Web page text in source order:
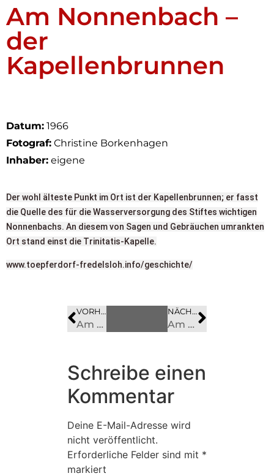
Am Nonnenbach –
der
Kapellenbrunnen
Datum: 1966
Fotograf: Christine Borkenhagen
Inhaber: eigene
Der wohl älteste Punkt im Ort ist der Kapellenbrunnen; er fasst
die Quelle des für die Wasserversorgung des Stiftes wichtigen
Nonnenbachs. An diesem von Sagen und Gebräuchen umrankten
Ort stand einst die Trinitatis-Kapelle.
www.toepferdorf-fredelsloh.info/geschichte/
VORHERIGES
Am Nonnenbach 8
NÄCHSTES
Am Nonnenbach 4.3 – alte HsNr. 115
Schreibe einen
Kommentar
Deine E-Mail-Adresse wird
nicht veröffentlicht.
Erforderliche Felder sind mit *
markiert